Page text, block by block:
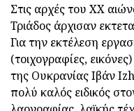
Στις αρχές του ΧΧ
Τριάδος άρχισαν
Για την εκτέλεση
(τοιχογραφίες,
της Ουκρανίας Ιβάν
πολύ καλός ειδικός